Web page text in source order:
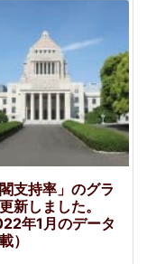
閣支持率」のグラ
新しました。
年1月のデータ
）